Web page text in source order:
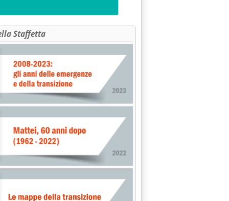
Staffetta